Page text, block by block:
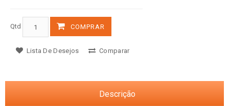
Qtd COMPRAR
Lista De Desejos Comparar
Descrição